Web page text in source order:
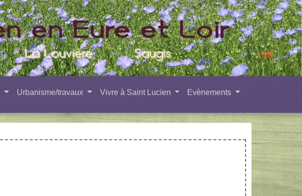
Urbanisme/travaux Vivre à Saint Lucien Evènements